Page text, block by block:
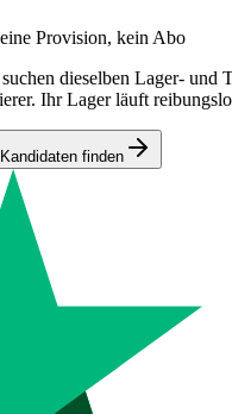
Provision, kein Abo
dieselben Lager- und
Ihr Lager läuft
finden